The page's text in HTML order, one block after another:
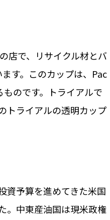
店で、リサイクル材とバ
す。このカップは、Pac
のです。トライアルで
トライアルの透明カップ
資予算を進めてきた米国
。中東産油国は現米政権